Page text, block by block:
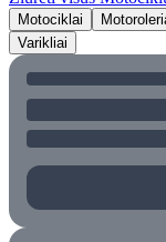
Motociklai
Varikliai